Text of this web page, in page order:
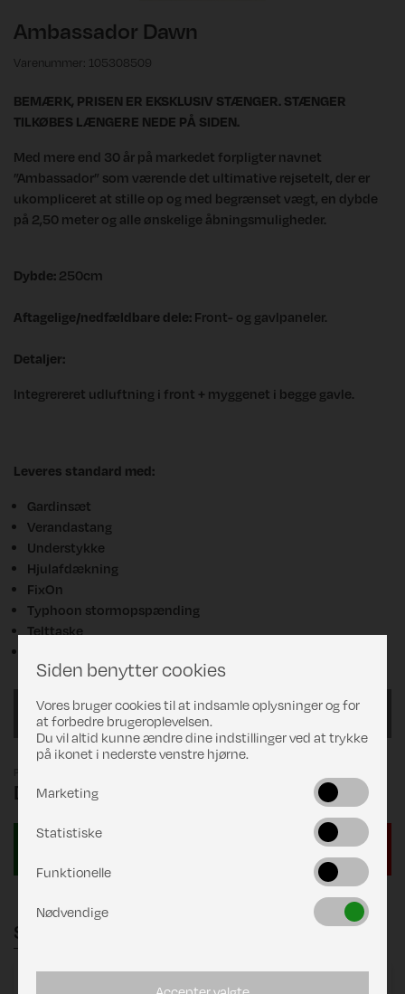
Ambassador Dawn
Varenummer: 105308509
BEMÆRK, PRISEN ER EKSKLUSIV STÆNGER. STÆNGER
TILKØBES LÆNGERE NEDE PÅ SIDEN.
Med mere end 30 år på markedet forpligter navnet
”Ambassador” som værende det ultimative rejsetelt, der er
ukompliceret at stille op og med begrænset vægt, en dybde
på 2,50 meter og alle ønskelige åbningsmuligheder.
Dybde: 250cm
Aftagelige/nedfældbare dele: Front- og gavlpaneler.
Detaljer:
Integrereret udluftning i front + myggenet i begge gavle.
Leveres standard med:
Gardinsæt
Verandastang
Understykke
Hjulafdækning
FixOn
Typhoon stormopspænding
Telttaske
850/G14
DKK 17.661,00
Stænger
består af:
Siden benytter cookies
Vores bruger cookies til at indsamle oplysninger og for
at forbedre brugeroplevelsen.
Du vil altid kunne ændre dine indstillinger ved at trykke
på ikonet i nederste venstre hjørne.
Marketing
Statistiske
Funktionelle
Nødvendige